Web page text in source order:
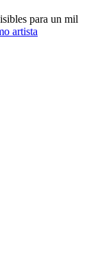
para un mil
artista